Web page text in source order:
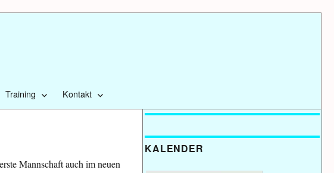
Training Kontakt
Mannschaft auch im neuen
KALENDER